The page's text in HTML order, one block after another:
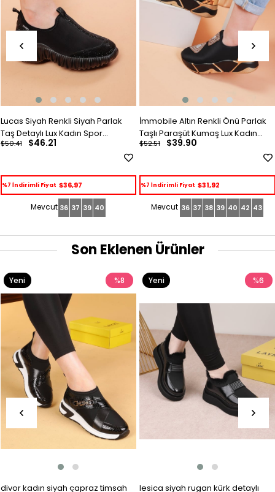
Lucas Siyah Renkli Siyah Parlak
Taş Detaylı Lux Kadın Spor
Ayakkabı$46.21
$50.41
%7 İndirimli Fiyat $36,97
36 37 39 40
İmmobile Altın Renkli Önü Parlak
Taşlı Paraşüt Kumaş Lux Kadın
Spor Ayakkabı
$39.90
$52.51
%7 İndirimli Fiyat $31,92
36 37 38 39 40 42 43
Son Eklenen Ürünler
divor kadın siyah çapraz timsah
%8
Yeni
Ürün
lesica siyah rugan kürk detaylı
%6
Yeni